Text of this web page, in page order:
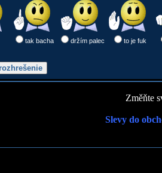
tak bacha držím palec
to je fuk
Změňte
Slevy do